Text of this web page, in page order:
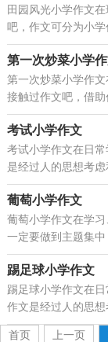
田园风光小学作文
吧，作文可分为小
了解过作文吗？下
第一次炒菜小学
第一次炒菜小学作
接触过作文吧，借
怎样写才规范吗？
考试小学作文
考试小学作文在日
是经过人的思想考
叙方法。那要怎么
葡萄小学作文
葡萄小学作文在学
一定要做到主题集
题涣散甚至无主题
踢足球小学作文
踢足球小学作文在
作文是经过人的思
的记叙方法。那么
首页
上一页